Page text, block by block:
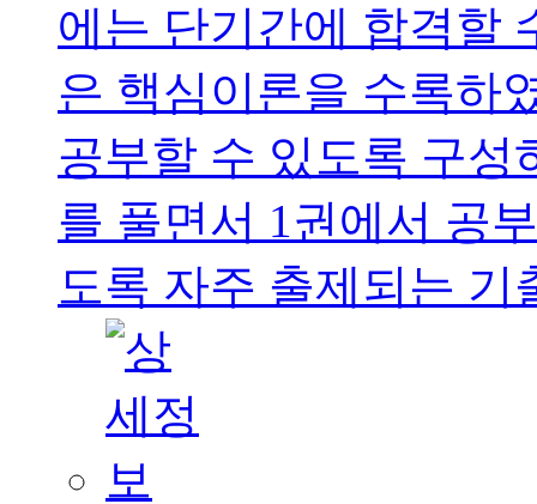
에는 단기간에 합격할
은 핵심이론을 수록하
공부할 수 있도록 구성
를 풀면서 1권에서 공
도록 자주 출제되는 기